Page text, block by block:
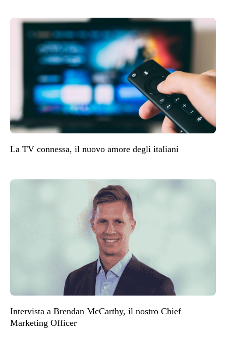
La TV connessa, il nuovo amore degli italiani
Intervista a Brendan McCarthy, il nostro Chief
Marketing Officer